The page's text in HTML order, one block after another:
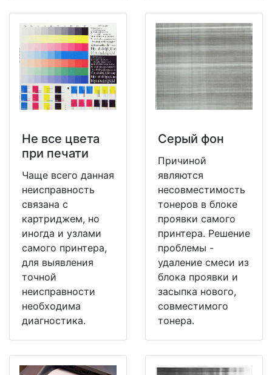
Не все цвета
при печати
Чаще всего данная
неисправность
связана с
картриджем, но
иногда и узлами
самого принтера,
для выявления
точной
неисправности
необходима
диагностика.
Серый фон
Причиной
являются
несовместимость
тонеров в блоке
проявки самого
принтера. Решение
проблемы -
удаление смеси из
блока проявки и
засыпка нового,
совместимого
тонера.